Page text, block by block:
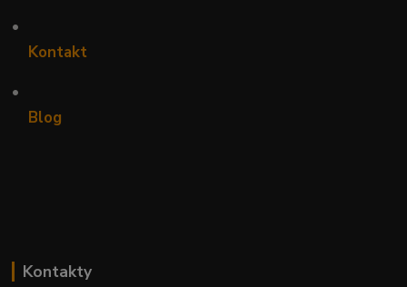
•
Kontakt
•
Blog
Kontakty